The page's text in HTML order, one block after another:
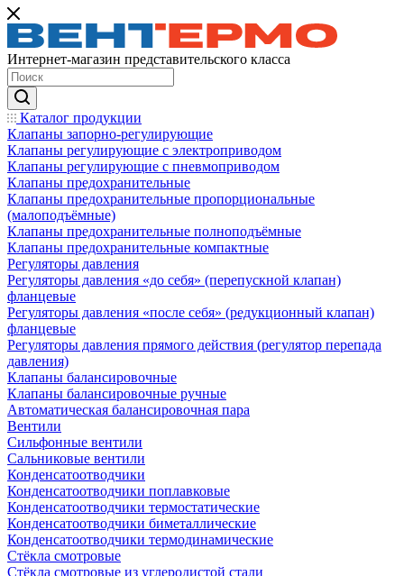
Интернет-магазин представительского класса
Каталог продукции
Клапаны запорно-регулирующие
Клапаны регулирующие с электроприводом
Клапаны регулирующие с пневмоприводом
Клапаны предохранительные
Клапаны предохранительные пропорциональные
(малоподъёмные)
Клапаны предохранительные полноподъёмные
Клапаны предохранительные компактные
Регуляторы давления
Регуляторы давления «до себя» (перепускной клапан)
фланцевые
Регуляторы давления «после себя» (редукционный клапан)
фланцевые
Регуляторы давления прямого действия (регулятор перепада
давления)
Клапаны балансировочные
Клапаны балансировочные ручные
Автоматическая балансировочная пара
Вентили
Сильфонные вентили
Сальниковые вентили
Конденсатоотводчики
Конденсатоотводчики поплавковые
Конденсатоотводчики термостатические
Конденсатоотводчики биметаллические
Конденсатоотводчики термодинамические
Стёкла смотровые
Стёкла смотровые из углеродистой стали